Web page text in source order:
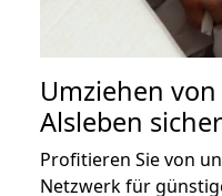
Umziehen von
Alsleben
Profitieren Sie von
Netzwerk für